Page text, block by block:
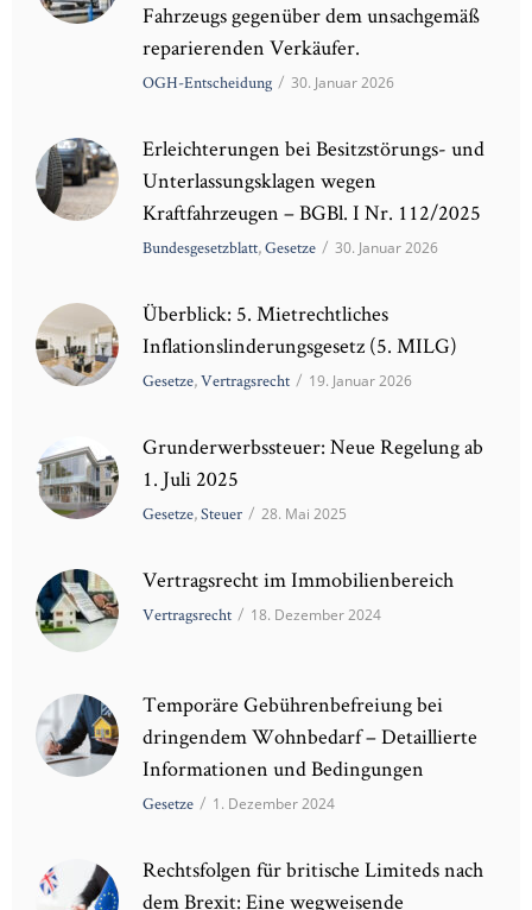
Fahrzeugs gegenüber dem unsachgemäß
reparierenden Verkäufer.
OGH-Entscheidung / 30. Januar 2026
Erleichterungen bei Besitzstörungs- und
Unterlassungsklagen wegen
Kraftfahrzeugen – BGBl. I Nr. 112/2025
Bundesgesetzblatt,Gesetze / 30. Januar 2026
Überblick: 5. Mietrechtliches
Inflationslinderungsgesetz (5. MILG)
Gesetze,Vertragsrecht / 19. Januar 2026
Grunderwerbssteuer: Neue Regelung ab
1. Juli 2025
Gesetze,Steuer / 28. Mai 2025
Vertragsrecht im Immobilienbereich
Vertragsrecht / 18. Dezember 2024
Temporäre Gebührenbefreiung bei
dringendem Wohnbedarf – Detaillierte
Informationen und Bedingungen
Gesetze / 1. Dezember 2024
Rechtsfolgen für britische Limiteds nach
dem Brexit: Eine wegweisende